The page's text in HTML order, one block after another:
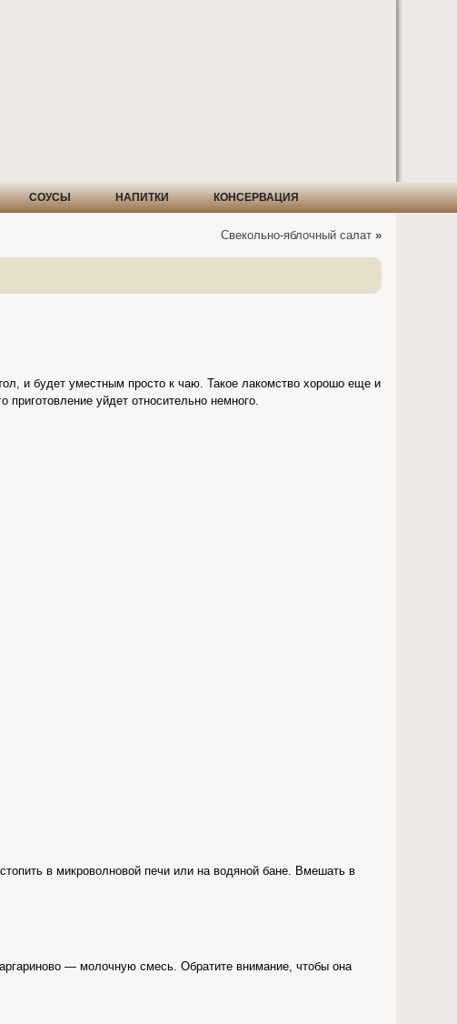
СОУСЫ НАПИТКИ КОНСЕРВАЦИЯ
Свекольно-яблочный салат »
и будет уместным просто к чаю. Такое лакомство хорошо еще и
приготовление уйдет относительно немного.
в микроволновой печи или на водяной бане. Вмешать в
— молочную смесь. Обратите внимание, чтобы она